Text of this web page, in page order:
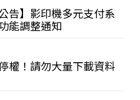
告】影印機多元支付系
能調整通知
權！請勿大量下載資料